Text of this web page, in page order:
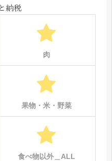
納税
肉
果物・米・野菜
食べ物以外＿ALL